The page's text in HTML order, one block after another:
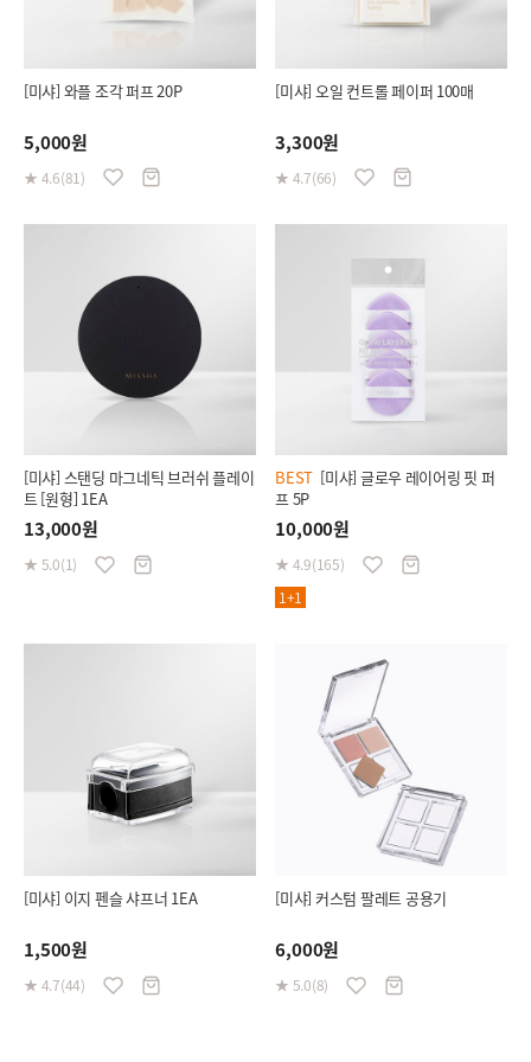
[미샤] 와플 조각 퍼프 20P
5,000원
★ 4.6(81)
[미샤] 오일 컨트롤 페이퍼 100매
3,300원
★ 4.7(66)
[미샤] 스탠딩 마그네틱 브러쉬 플레이
트 [원형] 1EA
13,000원
★ 5.0(1)
BEST [미샤] 글로우 레이어링 핏 퍼
프 5P
10,000원
★ 4.9(165)
1+1
[미샤] 이지 펜슬 샤프너 1EA
1,500원
★ 4.7(44)
[미샤] 커스텀 팔레트 공용기
6,000원
★ 5.0(8)